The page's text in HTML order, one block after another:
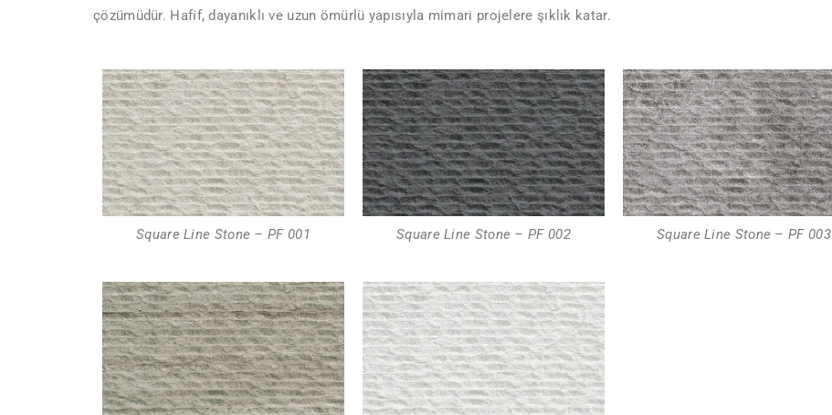
çözümüdür. Hafif, dayanıklı ve uzun ömürlü yapısıyla mimari projelere şıklık katar.
Square Line Stone – PF 001 Square Line Stone – PF 002 Square Line Stone – PF 003